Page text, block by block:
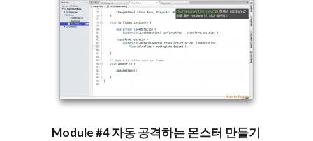
Module #4 자동 공격하는 몬스터 만들기